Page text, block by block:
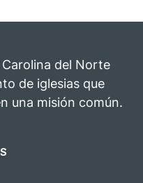
rodeo anual en
para el
ministerio
del Norte
de iglesias que
una misión común.